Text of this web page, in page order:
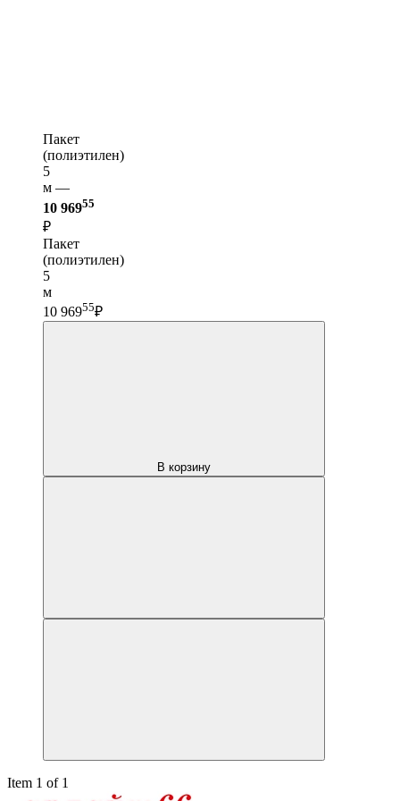
Пакет
(полиэтилен)
5
м —
10 96955
₽
Пакет
(полиэтилен)
5
м
10 96955₽
В корзину
Item 1 of 1